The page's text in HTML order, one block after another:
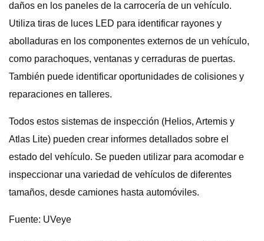
daños en los paneles de la carrocería de un vehículo.
Utiliza tiras de luces LED para identificar rayones y
abolladuras en los componentes externos de un vehículo,
como parachoques, ventanas y cerraduras de puertas.
También puede identificar oportunidades de colisiones y
reparaciones en talleres.
Todos estos sistemas de inspección (Helios, Artemis y
Atlas Lite) pueden crear informes detallados sobre el
estado del vehículo. Se pueden utilizar para acomodar e
inspeccionar una variedad de vehículos de diferentes
tamaños, desde camiones hasta automóviles.
Fuente: UVeye